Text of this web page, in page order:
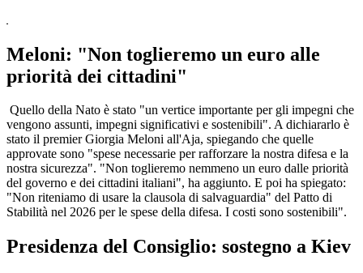
Meloni: "Non toglieremo un euro alle
priorità dei cittadini"
Quello della Nato è stato "un vertice importante per gli impegni che
vengono assunti, impegni significativi e sostenibili". A dichiararlo è
stato il premier Giorgia Meloni all'Aja, spiegando che quelle
approvate sono "spese necessarie per rafforzare la nostra difesa e la
nostra sicurezza". "Non toglieremo nemmeno un euro dalle priorità
del governo e dei cittadini italiani", ha aggiunto. E poi ha spiegato:
"Non riteniamo di usare la clausola di salvaguardia" del Patto di
Stabilità nel 2026 per le spese della difesa. I costi sono sostenibili".
Presidenza del Consiglio: sostegno a Kiev